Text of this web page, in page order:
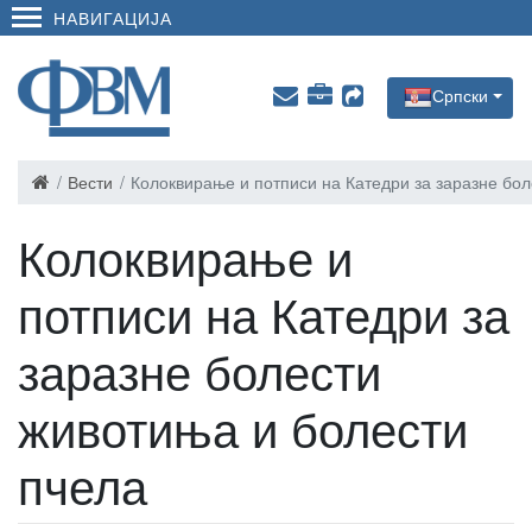
НАВИГАЦИЈА
Српски
Вести Колоквирање и потписи на Катедри за заразне
Колоквирање и
потписи на Катедри за
заразне болести
животиња и болести
пчела